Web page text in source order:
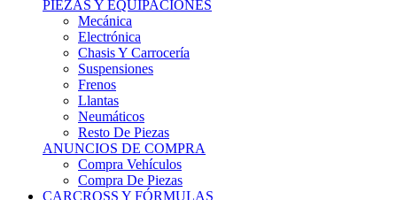
PIEZAS Y EQUIPACIONES
Mecánica
Electrónica
Chasis Y Carrocería
Suspensiones
Frenos
Llantas
Neumáticos
Resto De Piezas
ANUNCIOS DE COMPRA
Compra Vehículos
Compra De Piezas
CARCROSS Y FÓRMULAS